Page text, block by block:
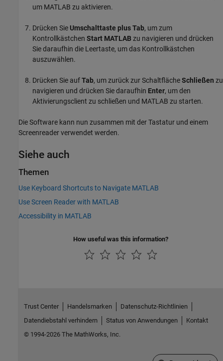
um MATLAB zu aktivieren.
Drücken Sie Umschalttaste plus Tab, um zum
Kontrollkästchen Start MATLABzu navigieren und drücken
Sie daraufhin die Leertaste, um das Kontrollkästchen
auszuwählen.
Drücken Sie aufTab, um zurück zur SchaltflächeSchließen zu
navigieren und drücken Sie daraufhin Enter, um den
Aktivierungsclient zu schließen und MATLAB zu starten.
Die Software kann nun zusammen mit der Tastatur und einem
Screenreader verwendet werden.
Siehe auch
Themen
Use Keyboard Shortcuts to Navigate MATLAB
Use Screen Reader with MATLAB
Accessibility in MATLAB
How useful was this information?
Trust Center Handelsmarken
Datenschutz-Richtlinien
Datendiebstahl verhindern
Status von Anwendungen
Kontakt
© 1994-2026 The MathWorks, Inc.